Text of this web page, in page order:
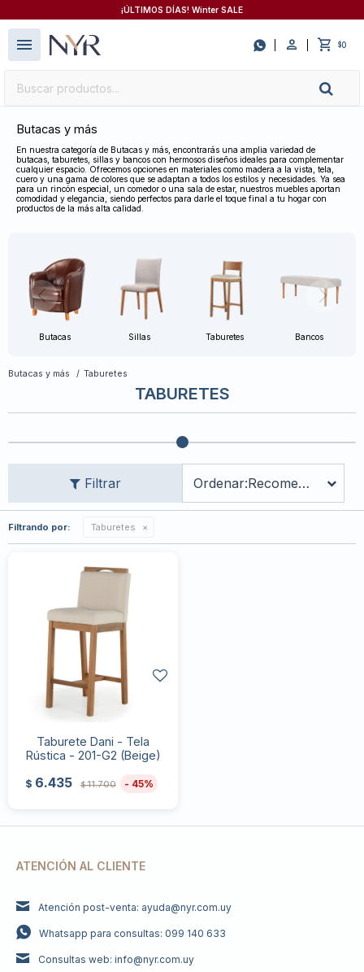
¡ÚLTIMOS DÍAS! Winter SALE
 $0
menu
Butacas y más
En nuestra categoría de Butacas y más, encontrarás una amplia variedad de
butacas, taburetes, sillas y bancos con hermosos diseños ideales para complementar
cualquier espacio. Ofrecemos opciones en materiales como madera a la vista, tela,
cuero y una gama de colores que se adaptan a todos los estilos y necesidades. Ya sea
para un rincón especial, un comedor o una sala de estar, nuestros muebles aportan
comodidad y elegancia, siendo perfectos para darle el toque final a tu hogar con
productos de la más alta calidad.
Butacas Sillas Taburetes Bancos
Butacas y más Taburetes
TABURETES
Recomendados
Filtrando por: Taburetes
Taburete Dani - Tela
Rústica - 201-G2 (Beige)
$ 6.435 $11.700 45
ATENCIÓN AL CLIENTE
Atención post-venta: ayuda@nyr.com.uy
Whatsapp para consultas: 099 140 633
Consultas web: info@nyr.com.uy
close